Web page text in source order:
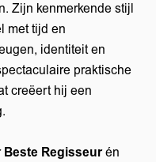
Zijn kenmerkende stijl
met tijd en
identiteit en
praktische
creëert hij een
Beste Regisseurén